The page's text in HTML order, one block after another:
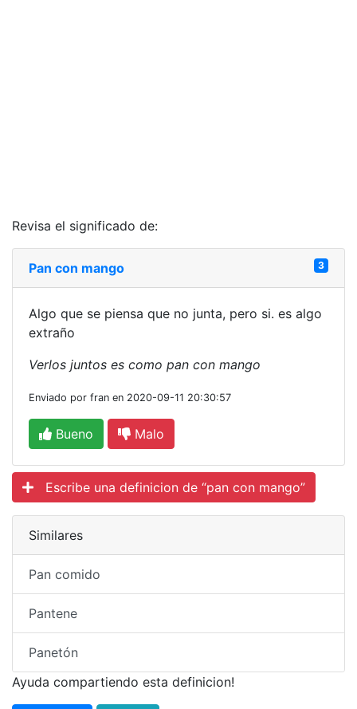
Revisa el significado de:
Pan con mango 3
Algo que se piensa que no junta, pero si. es algo
extraño
Verlos juntos es como pan con mango
Enviado por fran en 2020-09-11 20:30:57
Bueno Malo
Escribe una definicion de “pan con mango”
Similares
Pan comido
Pantene
Panetón
Ayuda compartiendo esta definicion!